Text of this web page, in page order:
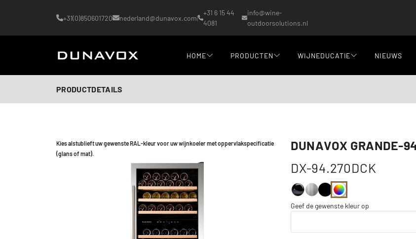
+31(0)850601720 nederland@dunavox.com|
+31 6 15 44
4081
info@wine-
outdoorsolutions.nl
HOME PRODUCTEN WIJNEDUCATIE NIEUWS
PRODUCTDETAILS
Kies alstublieft uw gewenste RAL-kleur voor uw wijnkoeler met oppervlakspecificatie
(glans of mat).
DUNAVOX GRANDE-
DX-94.270DCK
Geef de gewenste kleur op